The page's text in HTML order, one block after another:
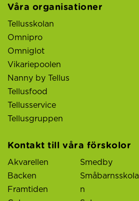
Våra organisationer
Tellusskolan
Omnipro
Omniglot
Vikariepoolen
Nanny by Tellus
Tellusfood
Tellusservice
Tellusgruppen
Kontakt till våra förskolor
Akvarellen
Backen
Framtiden
Smedby
Småbarnsskola
n